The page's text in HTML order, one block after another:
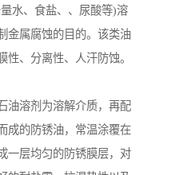
水、食盐、、尿酸等)溶
金属腐蚀的目的。该类油
、分离性、人汗防蚀。
油溶剂为溶解介质，再配
成的防锈油，常温涂覆在
一层均匀的防锈膜层，对